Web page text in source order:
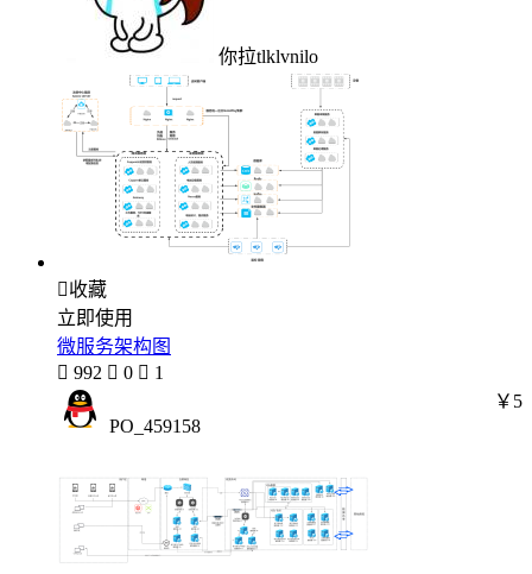
你拉tlklvnilo
收藏
立即使用
微服务架构图
 992  0  1
PO_459158
￥5